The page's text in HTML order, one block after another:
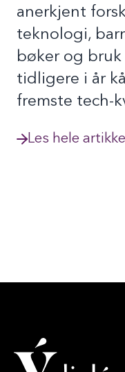
anerkjent
teknologi,
bøker og bruk
tidligere i år
fremste tech-
Les hele